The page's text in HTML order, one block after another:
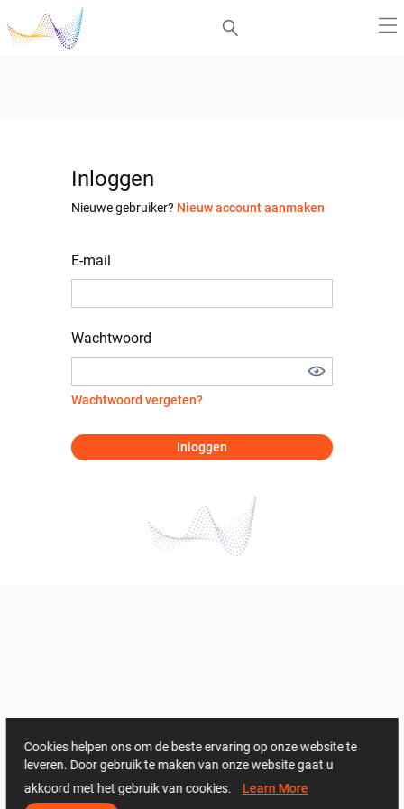
Inloggen
Nieuwe gebruiker? Nieuw account aanmaken
E-mail
Wachtwoord
Wachtwoord vergeten?
Inloggen
Cookies helpen ons om de beste ervaring op onze website te
leveren. Door gebruik te maken van onze website gaat u
akkoord met het gebruik van cookies. Learn More